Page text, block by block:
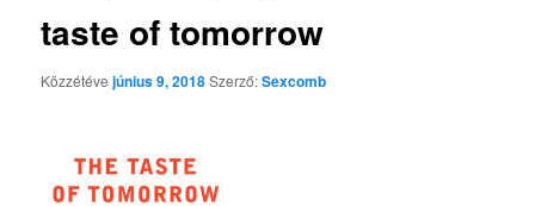
taste of tomorrow
Közzétévejúnius 9, 2018Szerző:Sexcomb